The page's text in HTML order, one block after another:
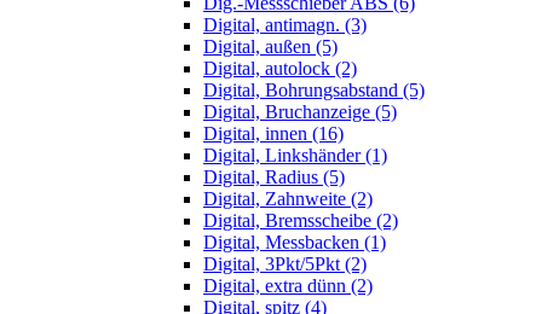
Digital, antimagn. (3)
Digital, außen (5)
Digital, autolock (2)
Digital, Bohrungsabstand (5)
Digital, Bruchanzeige (5)
Digital, innen (16)
Digital, Linkshänder (1)
Digital, Radius (5)
Digital, Zahnweite (2)
Digital, Bremsscheibe (2)
Digital, Messbacken (1)
Digital, 3Pkt/5Pkt (2)
Digital, extra dünn (2)
Digital, spitz (4)